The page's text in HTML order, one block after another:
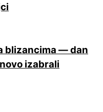
blizancima — dan
izabrali